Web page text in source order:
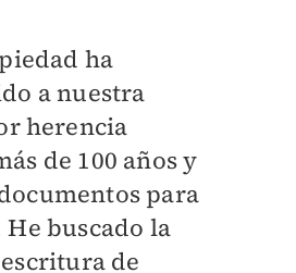
ha
a nuestra
herencia
de 100 años y
para
buscado la
de